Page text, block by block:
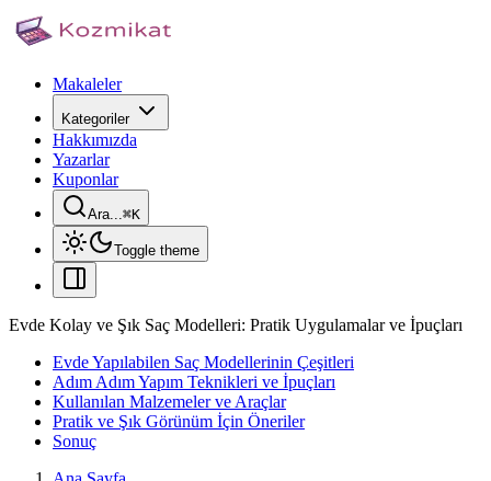
Makaleler
Kategoriler
Hakkımızda
Yazarlar
Kuponlar
Ara...⌘K
Toggle theme
Evde Kolay ve Şık Saç Modelleri: Pratik Uygulamalar ve İpuçları
Evde Yapılabilen Saç Modellerinin Çeşitleri
Adım Adım Yapım Teknikleri ve İpuçları
Kullanılan Malzemeler ve Araçlar
Pratik ve Şık Görünüm İçin Öneriler
Sonuç